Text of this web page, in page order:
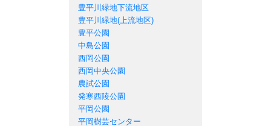
豊平川緑地下流地区
豊平川緑地(上流地区)
豊平公園
中島公園
西岡公園
西岡中央公園
農試公園
発寒西陵公園
平岡公園
平岡樹芸センター